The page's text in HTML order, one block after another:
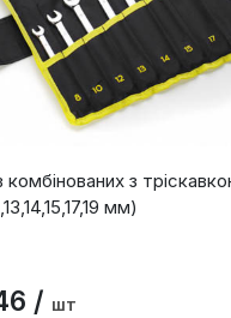
комбінованих з
мм)
/ шт